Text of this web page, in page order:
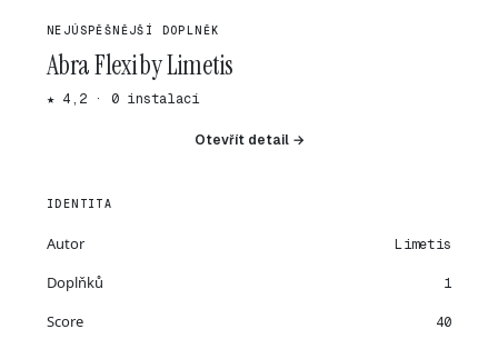
NEJÚSPĚŠNĚJŠÍ DOPLNĚK
Abra Flexi by Limetis
★ 4,2 · 0 instalací
Otevřít detail →
IDENTITA
Autor Limetis
Doplňků 1
Score 40